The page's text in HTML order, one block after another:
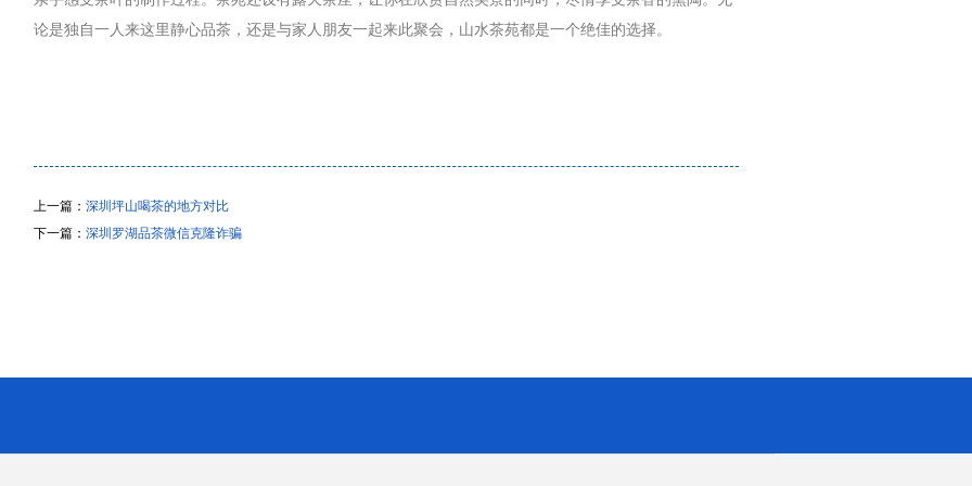
论是独自一人来这里静心品茶，还是与家人朋友一起来此聚会，山水茶苑都是一个绝佳的选择。
上一篇： 深圳坪山喝茶的地方对比
下一篇： 深圳罗湖品茶微信克隆诈骗